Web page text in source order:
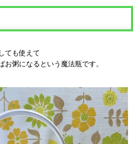
ても使えて
お粥になるという魔法瓶です。